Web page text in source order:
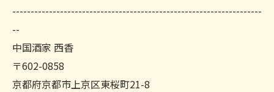
--------------------------------------------------------------------
--
中国酒家 西香
〒602-0858
京都府京都市上京区東桜町21-8